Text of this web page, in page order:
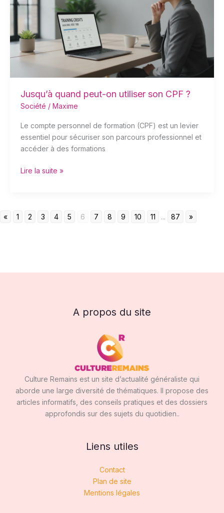
Jusqu’à quand peut-on utiliser son CPF ?
Société / Maxime
Le compte personnel de formation (CPF) est un levier
essentiel pour sécuriser son parcours professionnel et
accéder à des formations
son
CPF
Lire la suite »
« 1 2 3 4 5 6 7 8 9 10 11 ... 87 »
A propos du site
Culture Remains est un site d’actualité généraliste qui
aborde une large diversité de thématiques. Il propose des
articles informatifs, des conseils pratiques et des dossiers
approfondis sur des sujets du quotidien..
Liens utiles
Contact
Plan de site
Mentions légales